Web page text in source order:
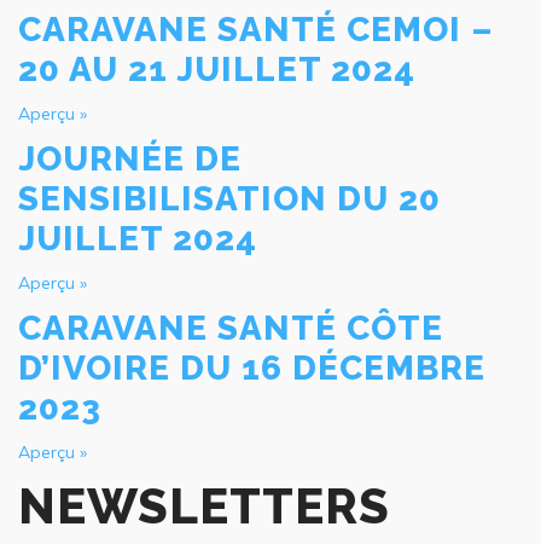
CARAVANE SANTÉ CEMOI –
20 AU 21 JUILLET 2024
Aperçu »
JOURNÉE DE
SENSIBILISATION DU 20
JUILLET 2024
Aperçu »
CARAVANE SANTÉ CÔTE
D’IVOIRE DU 16 DÉCEMBRE
2023
Aperçu »
NEWSLETTERS